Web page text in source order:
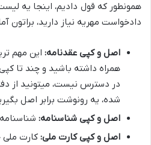
همونطور که قول دادیم، اینجا یه
دادخواست مهریه نیاز دارید، براتون
اصل و کپی عقدنامه: این مهم
همراه داشته باشید و چند تا
در دسترس نیست، میتونید از
شده، یه رونوشت برابر اصل
اصل و کپی شناسنامه:
اصل و کپی کارت ملی: کارت ملی